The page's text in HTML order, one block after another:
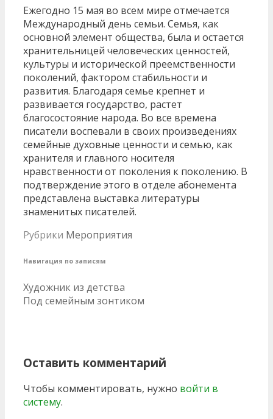
Ежегодно 15 мая во всем мире отмечается
Международный день семьи. Семья, как
основной элемент общества, была и остается
хранительницей человеческих ценностей,
культуры и исторической преемственности
поколений, фактором стабильности и
развития. Благодаря семье крепнет и
развивается государство, растет
благосостояние народа. Во все времена
писатели воспевали в своих произведениях
семейные духовные ценности и семью, как
хранителя и главного носителя
нравственности от поколения к поколению. В
подтверждение этого в отделе абонемента
представлена выставка литературы
знаменитых писателей.
Рубрики Мероприятия
Навигация по записям
Художник из детства
Под семейным зонтиком
Оставить комментарий
Чтобы комментировать, нужно войти в
систему.